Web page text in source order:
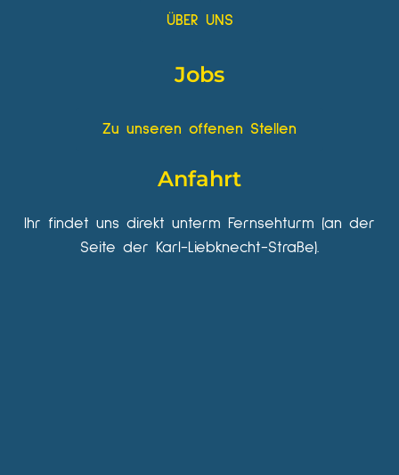
ÜBER UNS
Jobs
Zu unseren offenen Stellen
Anfahrt
Ihr findet uns direkt unterm Fernsehturm (an der
Seite der Karl-Liebknecht-Straße).